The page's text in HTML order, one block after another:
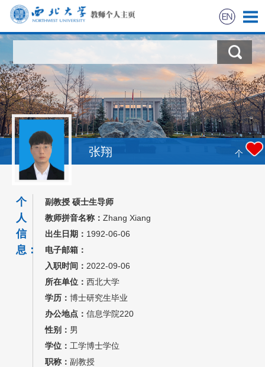
科学研究
教学研究
获奖信息
招生信息
学生信息
我的相册
教师博客
张翔 个
个
人
信
息：
副教授 硕士生导师
教师拼音名称： Zhang Xiang
出生日期： 1992-06-06
电子邮箱：
入职时间： 2022-09-06
所在单位： 西北大学
学历： 博士研究生毕业
办公地点： 信息学院220
性别： 男
学位： 工学博士学位
职称： 副教授